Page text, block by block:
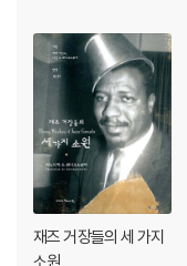
재즈 거장들의 세 가지
소원